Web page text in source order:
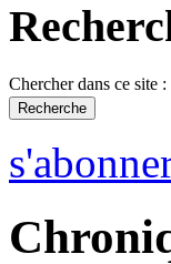
Chercher dans ce site :